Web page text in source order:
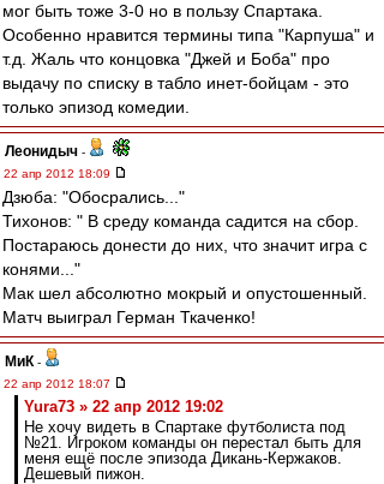
мог быть тоже 3-0 но в пользу Спартака.
Особенно нравится термины типа "Карпуша" и
т.д. Жаль что концовка "Джей и Боба" про
выдачу по списку в табло инет-бойцам - это
только эпизод комедии.
Леонидыч -
22 апр 2012 18:09
Дзюба: "Обосрались..."
Тихонов: " В среду команда садится на сбор.
Постараюсь донести до них, что значит игра с
конями..."
Мак шел абсолютно мокрый и опустошенный.
Матч выиграл Герман Ткаченко!
МиК -
22 апр 2012 18:07
Yura73 » 22 апр 2012 19:02
Не хочу видеть в Спартаке футболиста под
№21. Игроком команды он перестал быть для
меня ещё после эпизода Дикань-Кержаков.
Дешевый пижон.